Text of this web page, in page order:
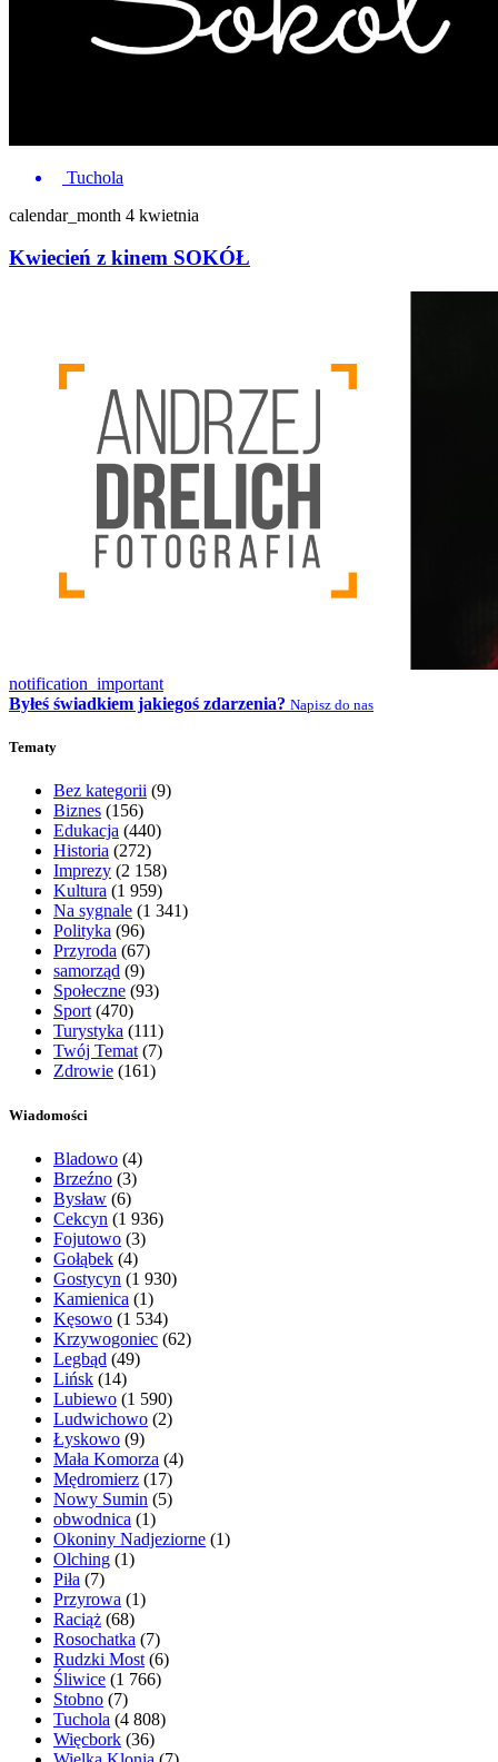
Tuchola
calendar_month 4 kwietnia
Kwiecień z kinem SOKÓŁ
notification_important
Byłeś świadkiem jakiegoś zdarzenia? Napisz do nas
Tematy
Bez kategorii (9)
Biznes (156)
Edukacja (440)
Historia (272)
Imprezy (2 158)
Kultura (1 959)
Na sygnale (1 341)
Polityka (96)
Przyroda (67)
samorząd (9)
Społeczne (93)
Sport(470)
Turystyka (111)
Twój Temat(7)
Zdrowie (161)
Wiadomości
Bladowo (4)
Brzeźno (3)
Bysław (6)
Cekcyn (1 936)
Fojutowo (3)
Gołąbek (4)
Gostycyn (1 930)
Kamienica (1)
Kęsowo (1 534)
Krzywogoniec (62)
Legbąd (49)
Lińsk (14)
Lubiewo (1 590)
Ludwichowo (2)
Łyskowo (9)
Mała Komorza (4)
Mędromierz (17)
Nowy Sumin (5)
obwodnica (1)
Okoniny Nadjeziorne (1)
Olching (1)
Piła (7)
Przyrowa (1)
Raciąż (68)
Rosochatka (7)
Rudzki Most (6)
Śliwice (1 766)
Stobno (7)
Tuchola (4 808)
Więcbork (36)